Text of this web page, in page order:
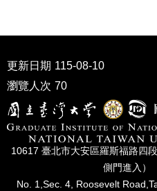
研
究
期
刊
口
更新日期 115-08-10
瀏覽人次 70
10617 臺北市⼤安區羅斯福路四
側⾨進入）
No. 1,Sec. 4, Roosevelt